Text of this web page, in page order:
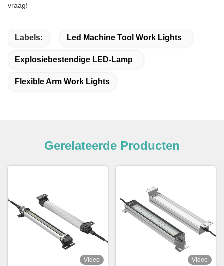
vraag!
Labels: Led Machine Tool Work Lights
Explosiebestendige LED-Lamp
Flexible Arm Work Lights
Gerelateerde Producten
Video Video